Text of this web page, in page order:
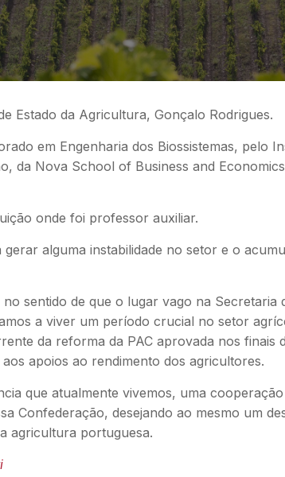
Estado da Agricultura, Gonçalo Rodrigues.
em Engenharia dos Biossistemas, pelo
da Nova School of Business and
onde foi professor auxiliar.
alguma instabilidade no setor e o
sentido de que o lugar vago na Secretaria
a viver um período crucial no setor
da reforma da PAC aprovada nos finais
apoios ao rendimento dos agricultores.
que atualmente vivemos, uma
Confederação, desejando ao mesmo um
agricultura portuguesa.